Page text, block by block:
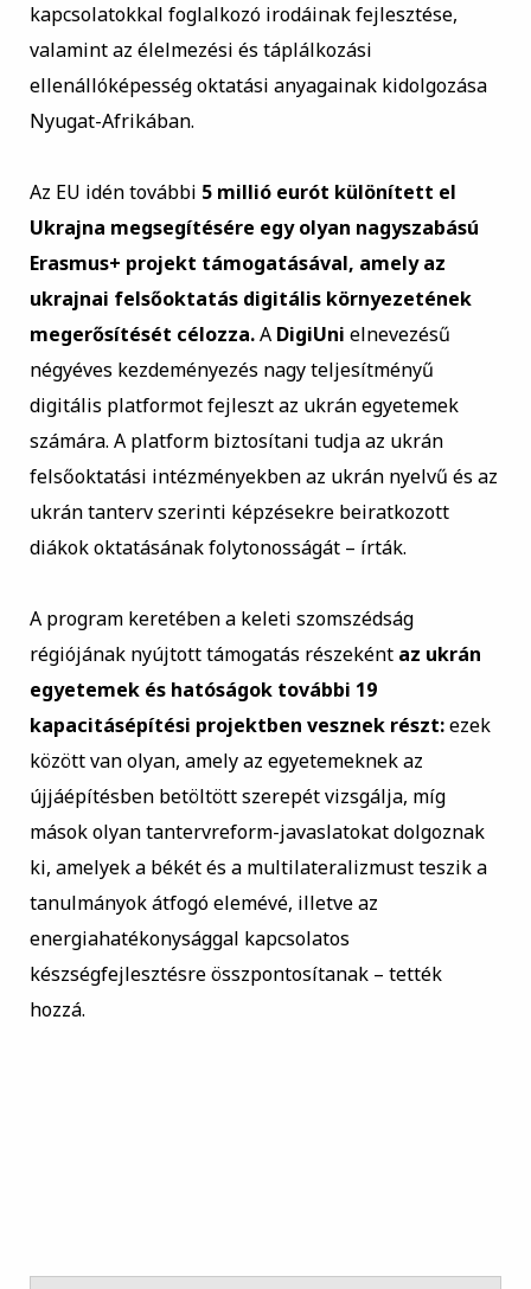
kapcsolatokkal foglalkozó irodáinak fejlesztése,
valamint az élelmezési és táplálkozási
ellenállóképesség oktatási anyagainak kidolgozása
Nyugat-Afrikában.
Az EU idén további 5 millió eurót különített el
Ukrajna megsegítésére egy olyan nagyszabású
Erasmus+ projekt támogatásával, amely az
ukrajnai felsőoktatás digitális környezetének
megerősítését célozza.A DigiUni elnevezésű
négyéves kezdeményezés nagy teljesítményű
digitális platformot fejleszt az ukrán egyetemek
számára. A platform biztosítani tudja az ukrán
felsőoktatási intézményekben az ukrán nyelvű és az
ukrán tanterv szerinti képzésekre beiratkozott
diákok oktatásának folytonosságát – írták.
A program keretében a keleti szomszédság
régiójának nyújtott támogatás részekéntaz ukrán
egyetemek és hatóságok további 19
kapacitásépítési projektben vesznek részt:ezek
között van olyan, amely az egyetemeknek az
újjáépítésben betöltött szerepét vizsgálja, míg
mások olyan tantervreform-javaslatokat dolgoznak
ki, amelyek a békét és a multilateralizmust teszik a
tanulmányok átfogó elemévé, illetve az
energiahatékonysággal kapcsolatos
készségfejlesztésre összpontosítanak – tették
hozzá.